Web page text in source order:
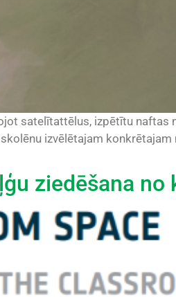
satelītattēlus, izpētītu naftas
izvēlētajam
ziedēšana no